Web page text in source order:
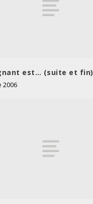
est… (suite et fin)
2006